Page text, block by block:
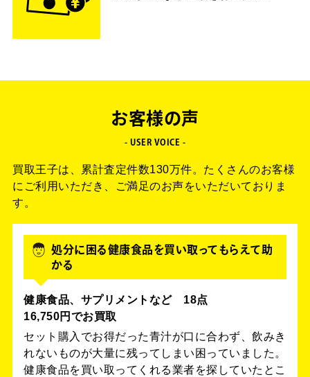
お客様の声
- USER VOICE -
買取王子は、累計査定件数130万件。 たくさんのお客様
にご利用いただき、ご満足のお声をいただいておりま
す。
処分に困る健康食品を買い取ってもらえて助
かる
健康食品、サプリメントなど 18点
16,750円でお買取
セット購入でお得だった青汁が口に合わず、飲みき
れないものが大量に残ってしまい困っていました。
健康食品を買い取ってくれる業者を探していたとこ